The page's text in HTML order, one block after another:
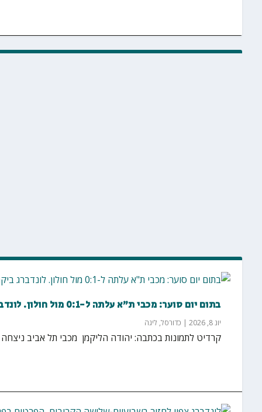
בתום יום סוער: מכבי ת"א עלתה ל-0:1 מול חולון. לונדברג ביקר את הליגה
יונ 8, 2026 | כדורסל, ליגה
קרדיט לתמונות בכתבה: יהודה הליקמן מכבי תל אביב ניצחה הערב (שני) בבית